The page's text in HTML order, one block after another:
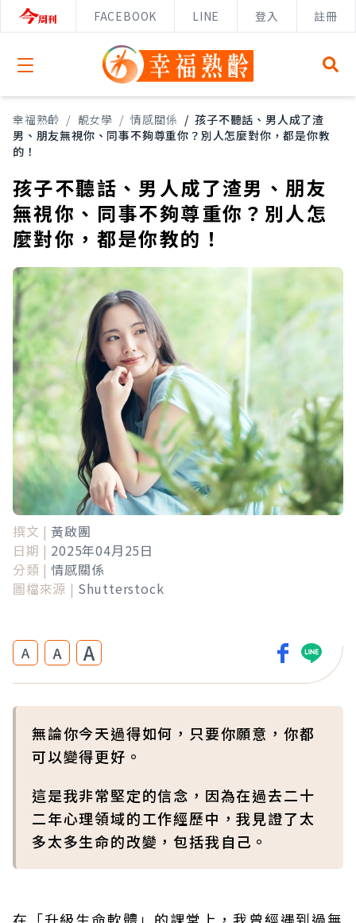
FACEBOOK LINE 登入 註冊
Open menu
幸福熟齡 / 靚女學 / 情感關係 / 孩子不聽話、男人成了渣
男、朋友無視你、同事不夠尊重你？別人怎麼對你，都是你教
的！
孩子不聽話、男人成了渣男、朋友
無視你、同事不夠尊重你？別人怎
麼對你，都是你教的！
撰文 | 黃啟團
日期 | 2025年04月25日
分類 | 情感關係
圖檔來源 | Shutterstock
A A A
無論你今天過得如何，只要你願意，你都
可以變得更好。
這是我非常堅定的信念，因為在過去二十
二年心理領域的工作經歷中，我見證了太
多太多生命的改變，包括我自己。